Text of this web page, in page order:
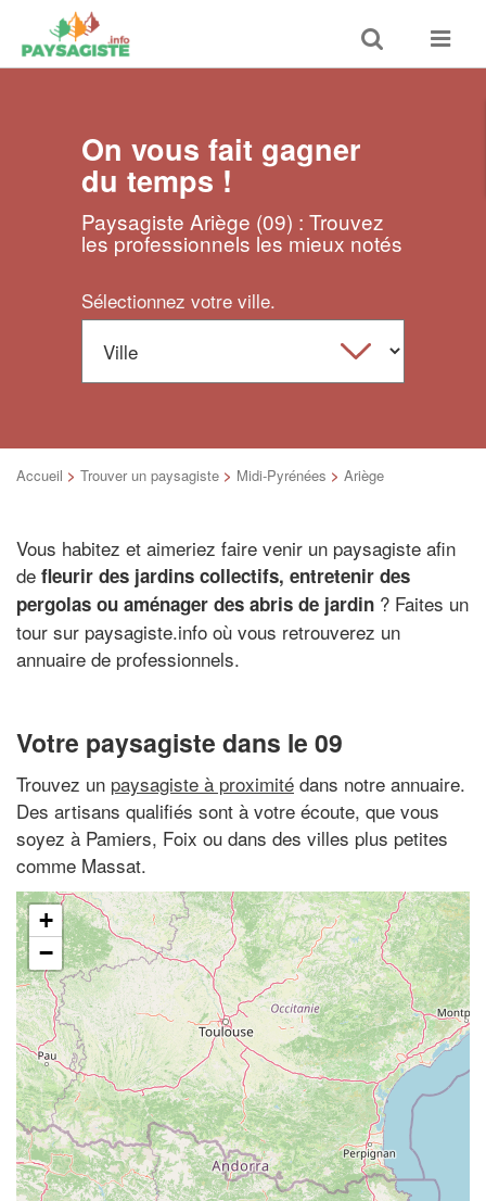
Toggle
search
Toggle
On vous fait gagner
du temps !
Paysagiste Ariège (09) : Trouvez
les professionnels les mieux notés
Sélectionnez votre ville.
Accueil > Trouver un paysagiste > Midi-Pyrénées > Ariège
Vous habitez et aimeriez faire venir un paysagiste afin
de fleurir des jardins collectifs, entretenir des
pergolas ou aménager des abris de jardin ? Faites un
tour sur paysagiste.info où vous retrouverez un
annuaire de professionnels.
Votre paysagiste dans le 09
Trouvez un paysagiste à proximité dans notre annuaire.
Des artisans qualifiés sont à votre écoute, que vous
soyez à Pamiers, Foix ou dans des villes plus petites
comme Massat.
+
−